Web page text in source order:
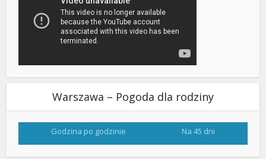
Warszawa – Pogoda dla rodziny
Godzina po godzinie Na 45 dni